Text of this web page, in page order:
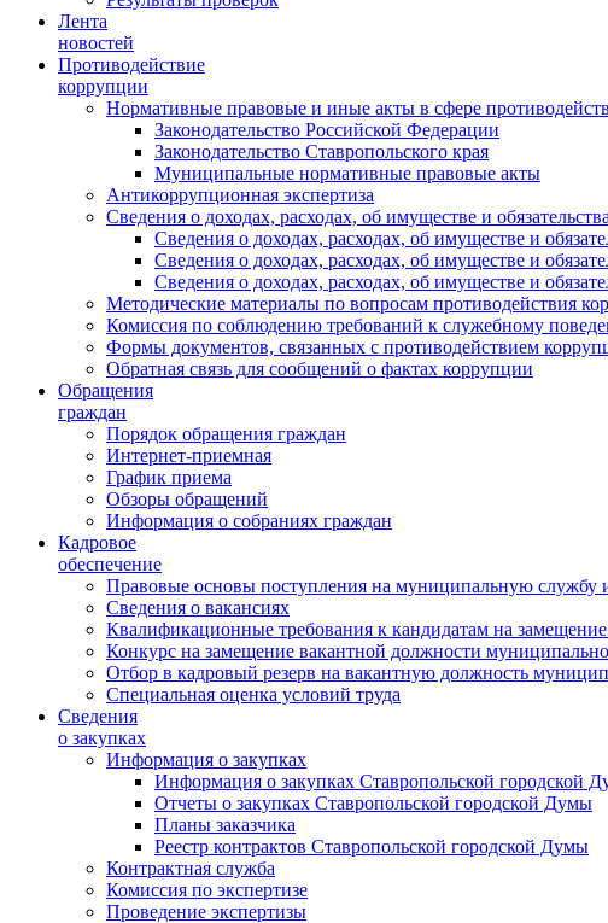
Лента
новостей
Противодействие
коррупции
Нормативные правовые и иные акты в сфере
Законодательство Российской Федерации
Законодательство Ставропольского края
Муниципальные нормативные правовые акты
Антикоррупционная экспертиза
Сведения о доходах, расходах, об имуществе и
Сведения о доходах, расходах, об имуществе и
Сведения о доходах, расходах, об имуществе и
Сведения о доходах, расходах, об имуществе и
Методические материалы по вопросам противодействия
Комиссия по соблюдению требований к служебному
Формы документов, связанных с противодействием
Обратная связь для сообщений о фактах коррупции
Обращения
граждан
Порядок обращения граждан
Интернет-приемная
График приема
Обзоры обращений
Информация о собраниях граждан
Кадровое
обеспечение
Правовые основы поступления на муниципальную службу
Сведения о вакансиях
Квалификационные требования к кандидатам на
Конкурс на замещение вакантной должности
Отбор в кадровый резерв на вакантную должность
Специальная оценка условий труда
Сведения
о закупках
Информация о закупках
Информация о закупках Ставропольской городской
Отчеты о закупках Ставропольской городской Думы
Планы заказчика
Реестр контрактов Ставропольской городской Думы
Контрактная служба
Комиссия по экспертизе
Проведение экспертизы